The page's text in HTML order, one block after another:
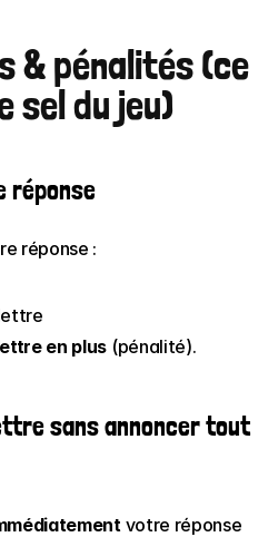
& pénalités (ce
sel du jeu)
réponse
réponse :
en plus (pénalité).
sans annoncer tout
votre réponse